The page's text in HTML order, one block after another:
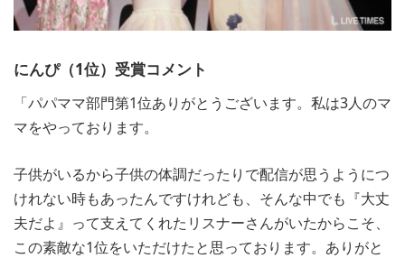
にんぴ（1位）受賞コメント
「パパママ部門第1位ありがとうございます。私は3人のマ
マをやっております。
子供がいるから子供の体調だったりで配信が思うようにつ
けれない時もあったんですけれども、そんな中でも『大丈
夫だよ』って支えてくれたリスナーさんがいたからこそ、
この素敵な1位をいただけたと思っております。ありがと